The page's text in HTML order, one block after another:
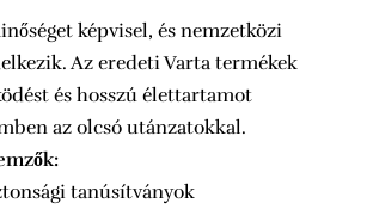
képvisel, és nemzetközi
Az eredeti Varta termékek
és hosszú élettartamot
az olcsó utánzatokkal.
tanúsítványok